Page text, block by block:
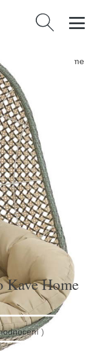
Vyhledávání
křeslo Kave Home
Kave Home
)